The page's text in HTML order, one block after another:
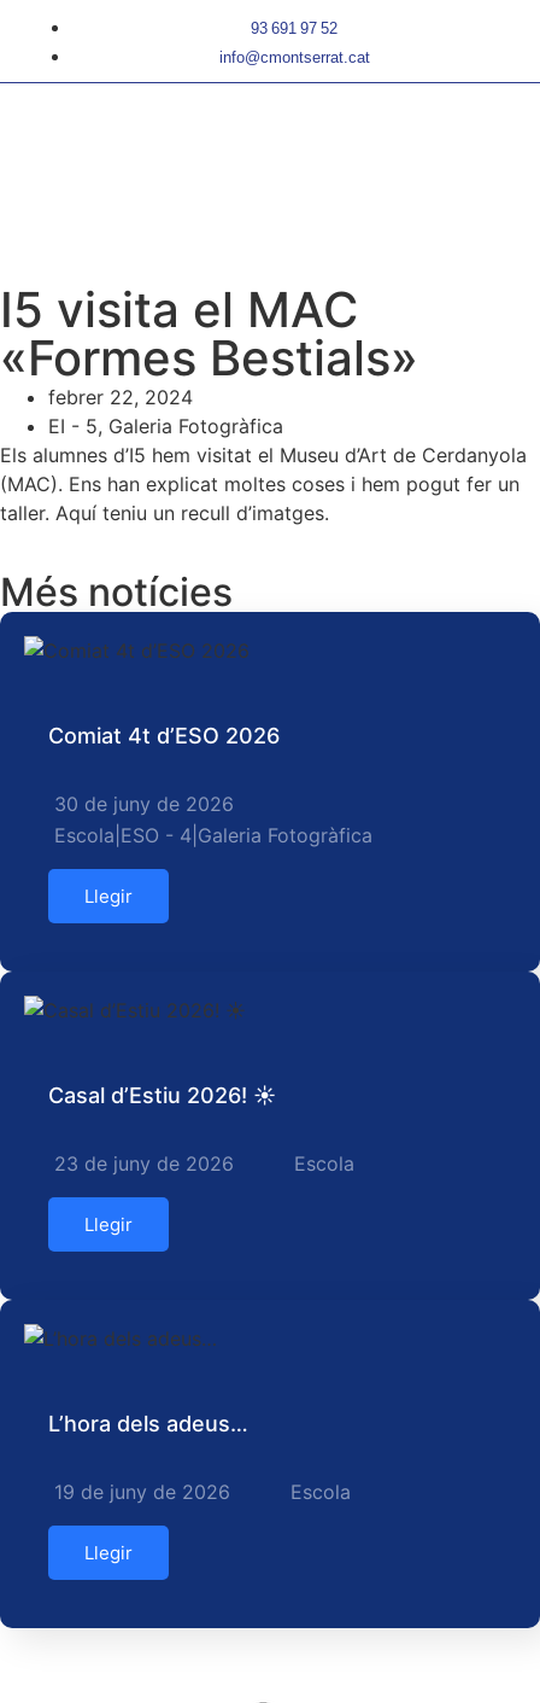
93 691 97 52
info@cmontserrat.cat
I5 visita el MAC
«Formes Bestials»
febrer 22, 2024
EI - 5, Galeria Fotogràfica
Els alumnes d’I5 hem visitat el Museu d’Art de Cerdanyola
(MAC). Ens han explicat moltes coses i hem pogut fer un
taller. Aquí teniu un recull d’imatges.
Més notícies
Comiat 4t d’ESO 2026
30 de juny de 2026
Escola ESO - 4 Galeria Fotogràfica
Llegir
Casal d’Estiu 2026! ☀️
23 de juny de 2026 Escola
Llegir
L’hora dels adeus…
19 de juny de 2026 Escola
Llegir